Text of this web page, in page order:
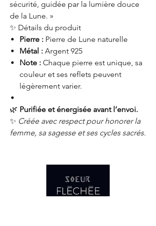
sécurité, guidée par la lumière douce
de la Lune. »
✨ Détails du produit
Pierre : Pierre de Lune naturelle
Métal : Argent 925
Note : Chaque pierre est unique, sa
couleur et ses reflets peuvent
légèrement varier.
🌿 Purifiée et énergisée avant l’envoi.
✨ Créée avec respect pour honorer la
femme, sa sagesse et ses cycles sacrés.